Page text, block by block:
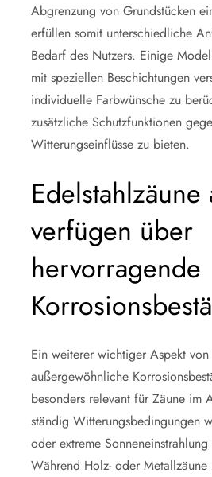
Abgrenzung von Grundstücken
erfüllen somit unterschiedliche
Bedarf des Nutzers. Einige
mit speziellen Beschichtungen
individuelle Farbwünsche zu
zusätzliche Schutzfunktionen
Witterungseinflüsse zu bieten.
Edelstahlzäune
verfügen über
hervorragende
Ein weiterer wichtiger Aspekt
außergewöhnliche
besonders relevant für Zäune im
ständig Witterungsbedingungen
oder extreme Sonneneinstrahlung
Während Holz- oder